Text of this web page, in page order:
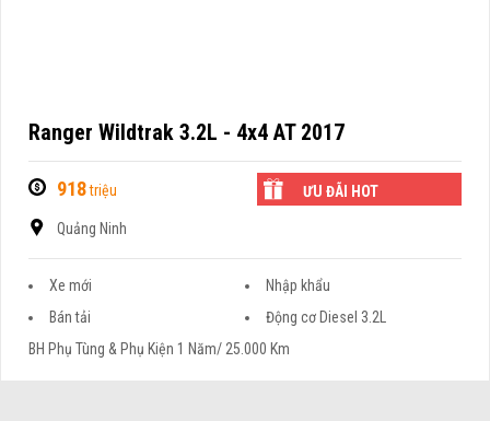
Ranger Wildtrak 3.2L - 4x4 AT 2017
918triệu ƯU ĐÃI HOT
Quảng Ninh
Xe mới
Nhập khẩu
Bán tải
Động cơ Diesel 3.2L
BH Phụ Tùng & Phụ Kiện 1 Năm/ 25.000 Km